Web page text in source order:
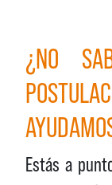
¿NO
Estás a